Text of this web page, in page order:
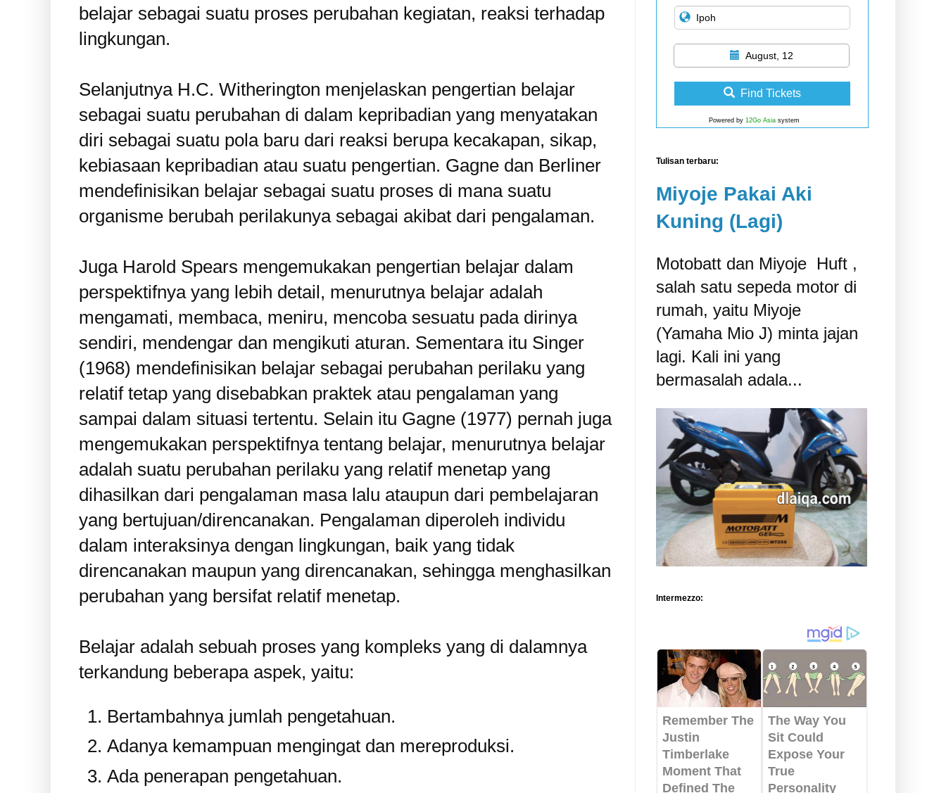
belajar sebagai suatu proses perubahan kegiatan, reaksi terhadap
lingkungan.
Selanjutnya H.C. Witherington menjelaskan pengertian belajar
sebagai suatu perubahan di dalam kepribadian yang menyatakan
diri sebagai suatu pola baru dari reaksi berupa kecakapan, sikap,
kebiasaan kepribadian atau suatu pengertian. Gagne dan Berliner
mendefinisikan belajar sebagai suatu proses di mana suatu
organisme berubah perilakunya sebagai akibat dari pengalaman.
Juga Harold Spears mengemukakan pengertian belajar dalam
perspektifnya yang lebih detail, menurutnya belajar adalah
mengamati, membaca, meniru, mencoba sesuatu pada dirinya
sendiri, mendengar dan mengikuti aturan. Sementara itu Singer
(1968) mendefinisikan belajar sebagai perubahan perilaku yang
relatif tetap yang disebabkan praktek atau pengalaman yang
sampai dalam situasi tertentu. Selain itu Gagne (1977) pernah juga
mengemukakan perspektifnya tentang belajar, menurutnya belajar
adalah suatu perubahan perilaku yang relatif menetap yang
dihasilkan dari pengalaman masa lalu ataupun dari pembelajaran
yang bertujuan/direncanakan. Pengalaman diperoleh individu
dalam interaksinya dengan lingkungan, baik yang tidak
direncanakan maupun yang direncanakan, sehingga menghasilkan
perubahan yang bersifat relatif menetap.
Belajar adalah sebuah proses yang kompleks yang di dalamnya
terkandung beberapa aspek, yaitu:
Bertambahnya jumlah pengetahuan.
Adanya kemampuan mengingat dan mereproduksi.
Ada penerapan pengetahuan.
August, 12
Find Tickets
Powered by 12Go Asia system
Tulisan terbaru:
Miyoje Pakai Aki
Kuning (Lagi)
Motobatt dan Miyoje ‎ Huft ,
salah satu sepeda motor di
rumah, yaitu Miyoje
(Yamaha Mio J) minta jajan
lagi. Kali ini yang
bermasalah adala...
Intermezzo: